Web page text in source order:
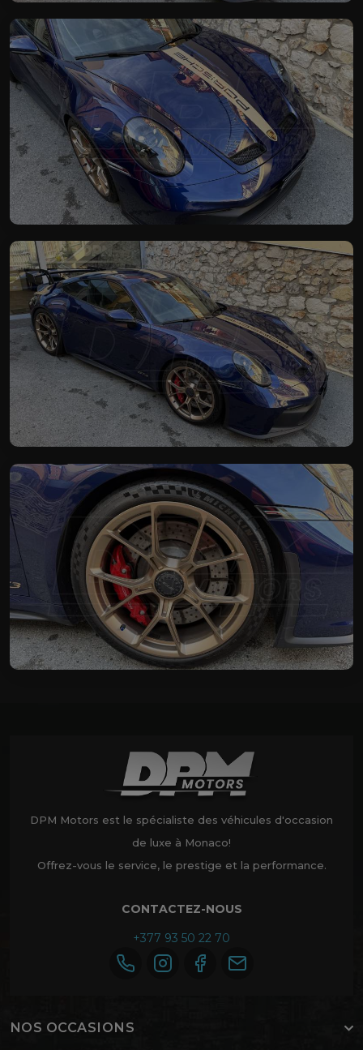
DPM Motors est le spécialiste des véhicules d'occasion
de luxe à Monaco!
Offrez-vous le service, le prestige et la performance.
CONTACTEZ-NOUS
+377 93 50 22 70
NOS OCCASIONS